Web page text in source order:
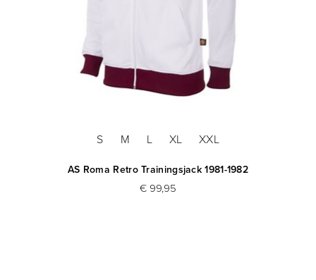
S M L XL XXL
AS Roma Retro Trainingsjack 1981-1982
€ 99,95